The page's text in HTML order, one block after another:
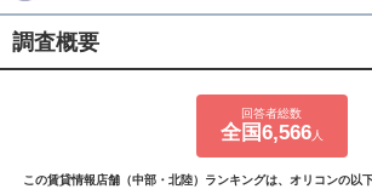
調査概要
回答者総数
全国6,566人
この賃貸情報店舗（中部・北陸）ランキングは、オリコンの以